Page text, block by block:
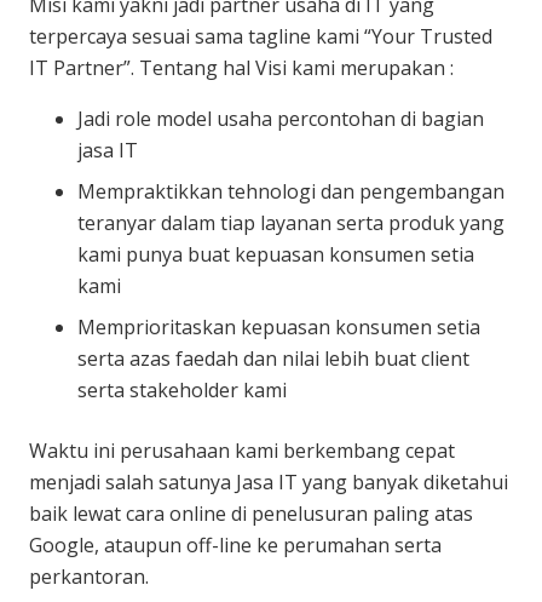
terpercaya sesuai sama tagline kami “Your Trusted
IT Partner”. Tentang hal Visi kami merupakan :
Jadi role model usaha percontohan di bagian
jasa IT
Mempraktikkan tehnologi dan pengembangan
teranyar dalam tiap layanan serta produk yang
kami punya buat kepuasan konsumen setia
kami
Memprioritaskan kepuasan konsumen setia
serta azas faedah dan nilai lebih buat client
serta stakeholder kami
Waktu ini perusahaan kami berkembang cepat
menjadi salah satunya Jasa IT yang banyak diketahui
baik lewat cara online di penelusuran paling atas
Google, ataupun off-line ke perumahan serta
perkantoran.